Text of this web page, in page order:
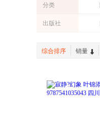
分类
出版社
综合排序 销量